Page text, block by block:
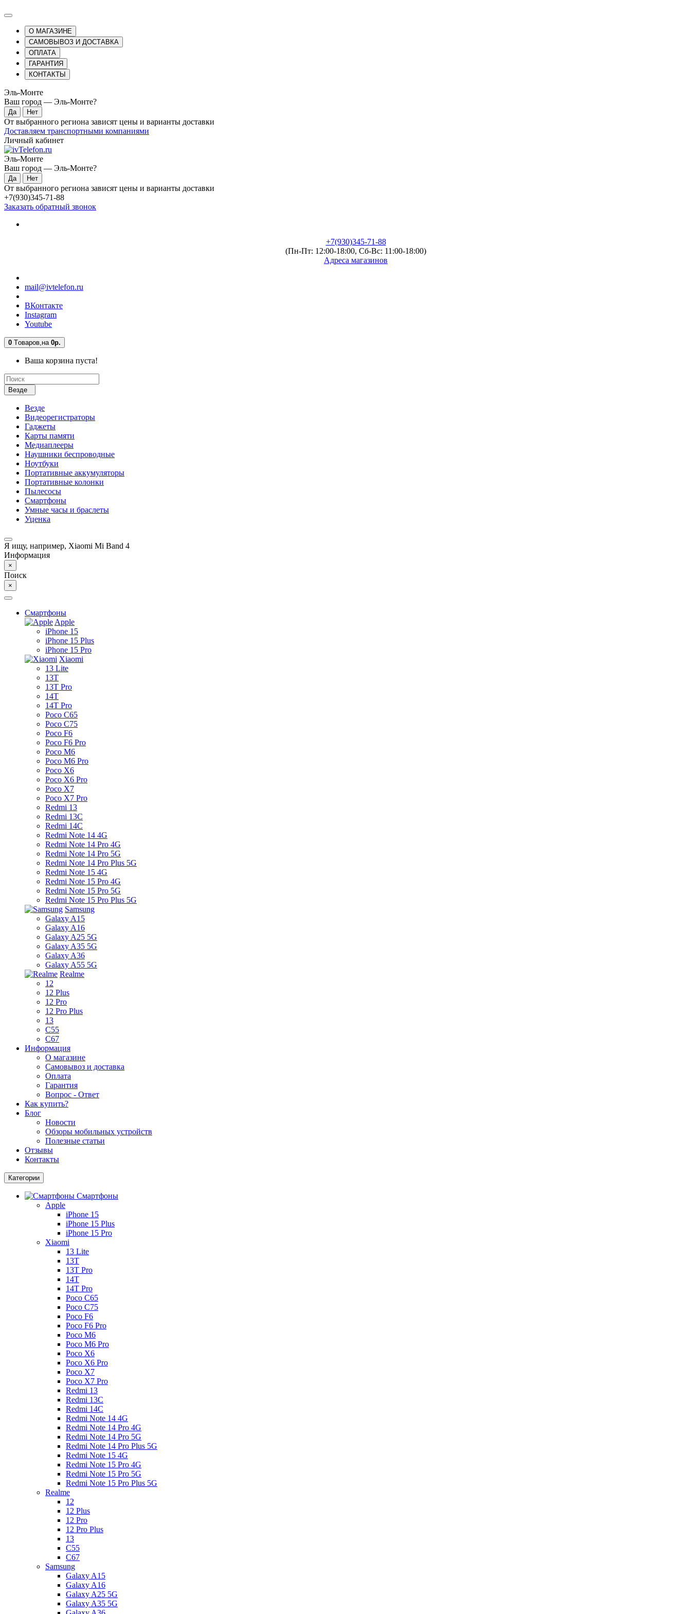
О МАГАЗИНЕ
САМОВЫВОЗ И ДОСТАВКА
ОПЛАТА
ГАРАНТИЯ
КОНТАКТЫ
Эль-Монте
Ваш город — Эль-Монте?
От выбранного региона зависят цены и варианты доставки
Доставляем транспортными компаниями
Личный кабинет
Эль-Монте
Ваш город — Эль-Монте?
От выбранного региона зависят цены и варианты доставки
+7(930)345-71-88
Заказать обратный звонок
+7(930)345-71-88
(Пн-Пт: 12:00-18:00, Сб-Вс: 11:00-18:00)
Адреса магазинов
mail@ivtelefon.ru
ВКонтакте
Instagram
Youtube
0 Tоваров,на 0р.
Ваша корзина пуста!
Везде
Везде
Видеорегистраторы
Гаджеты
Карты памяти
Медиаплееры
Наушники беспроводные
Ноутбуки
Портативные аккумуляторы
Портативные колонки
Пылесосы
Смартфоны
Умные часы и браслеты
Уценка
Я ищу, например, Xiaomi Mi Band 4
Информация
×
Поиск
×
Смартфоны
Apple
iPhone 15
iPhone 15 Plus
iPhone 15 Pro
Xiaomi
13 Lite
13T
13T Pro
14T
14T Pro
Poco C65
Poco C75
Poco F6
Poco F6 Pro
Poco M6
Poco M6 Pro
Poco X6
Poco X6 Pro
Poco X7
Poco X7 Pro
Redmi 13
Redmi 13C
Redmi 14C
Redmi Note 14 4G
Redmi Note 14 Pro 4G
Redmi Note 14 Pro 5G
Redmi Note 14 Pro Plus 5G
Redmi Note 15 4G
Redmi Note 15 Pro 4G
Redmi Note 15 Pro 5G
Redmi Note 15 Pro Plus 5G
Samsung
Galaxy A15
Galaxy A16
Galaxy A25 5G
Galaxy A35 5G
Galaxy A36
Galaxy A55 5G
Realme
12
12 Plus
12 Pro
12 Pro Plus
13
C55
C67
Информация
О магазине
Самовывоз и доставка
Оплата
Гарантия
Вопрос - Ответ
Как купить?
Блог
Новости
Обзоры мобильных устройств
Полезные статьи
Отзывы
Контакты
Категории
Смартфоны
Apple
iPhone 15
iPhone 15 Plus
iPhone 15 Pro
Xiaomi
13 Lite
13T
13T Pro
14T
14T Pro
Poco C65
Poco C75
Poco F6
Poco F6 Pro
Poco M6
Poco M6 Pro
Poco X6
Poco X6 Pro
Poco X7
Poco X7 Pro
Redmi 13
Redmi 13C
Redmi 14C
Redmi Note 14 4G
Redmi Note 14 Pro 4G
Redmi Note 14 Pro 5G
Redmi Note 14 Pro Plus 5G
Redmi Note 15 4G
Redmi Note 15 Pro 4G
Redmi Note 15 Pro 5G
Redmi Note 15 Pro Plus 5G
Realme
12
12 Plus
12 Pro
12 Pro Plus
13
C55
C67
Samsung
Galaxy A15
Galaxy A16
Galaxy A25 5G
Galaxy A35 5G